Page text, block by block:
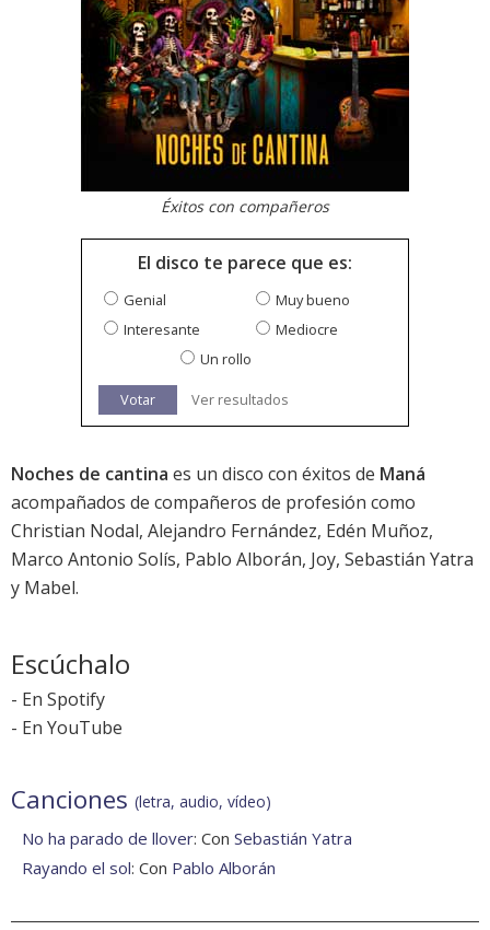
Éxitos con compañeros
El disco te parece que es:
Genial
Muy bueno
Interesante
Mediocre
Un rollo
Votar Ver resultados
Noches de cantina es un disco con éxitos de Maná
acompañados de compañeros de profesión como
Christian Nodal, Alejandro Fernández, Edén Muñoz,
Marco Antonio Solís, Pablo Alborán, Joy, Sebastián Yatra
y Mabel.
Escúchalo
- En Spotify
- En YouTube
Canciones (letra, audio, vídeo)
No ha parado de llover: Con Sebastián Yatra
Rayando el sol: Con Pablo Alborán